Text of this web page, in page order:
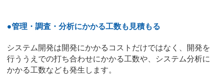
●管理・調査・分析にかかる工数も見積もる
システム開発は開発にかかるコストだけではなく、開発を
行ううえでの打ち合わせにかかる工数や、システム分析に
かかる工数なども発生します。